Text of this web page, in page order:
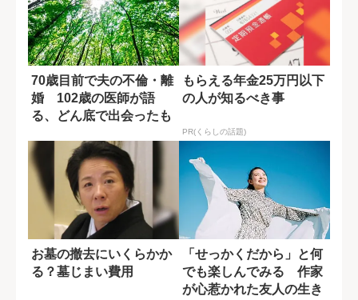
70歳目前で夫の不倫・離
婚 102歳の医師が語
る、どん底で出会ったも
もらえる年金25万円以下
の人が知るべき事
PR(くらしの話題)
お墓の撤去にいくらかか
る？墓じまい費用
「せっかくだから」と何
でも楽しんでみる 作家
が心惹かれた友人の生き